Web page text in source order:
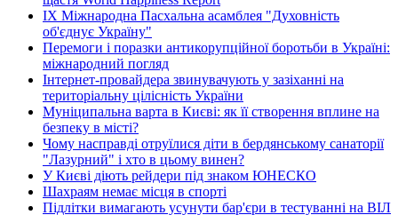
ІХ Міжнародна Пасхальна асамблея "Духовність
об'єднує Україну"
Перемоги і поразки антикорупційної боротьби в Україні:
міжнародний погляд
Інтернет-провайдера звинувачують у зазіханні на
територіальну цілісність України
Муніципальна варта в Києві: як її створення вплине на
безпеку в місті?
Чому насправді отруїлися діти в бердянському санаторії
"Лазурний" і хто в цьому винен?
У Києві діють рейдери під знаком ЮНЕСКО
Шахраям немає місця в спорті
Підлітки вимагають усунути бар'єри в тестуванні на ВІЛ